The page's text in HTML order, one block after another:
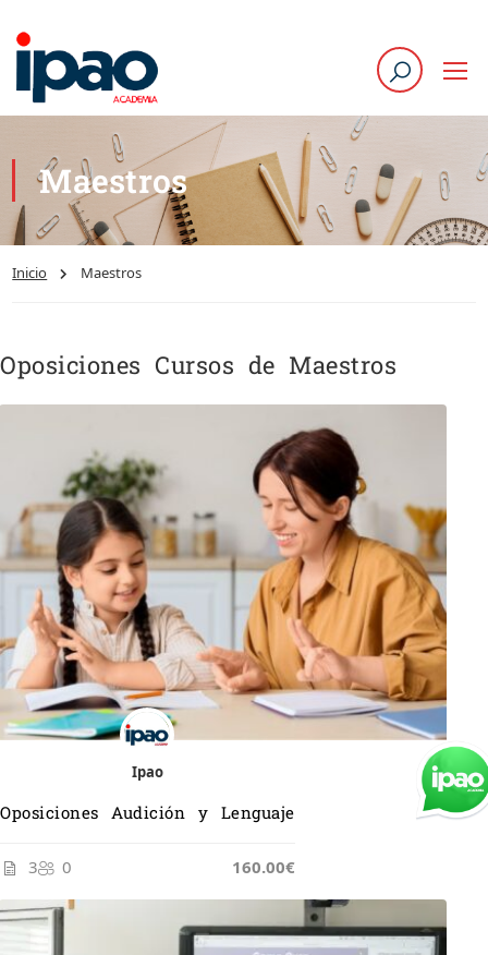
Maestros
Inicio Maestros
Oposiciones Cursos de Maestros
Ipao
Oposiciones Audición y Lenguaje
3 0 160.00€